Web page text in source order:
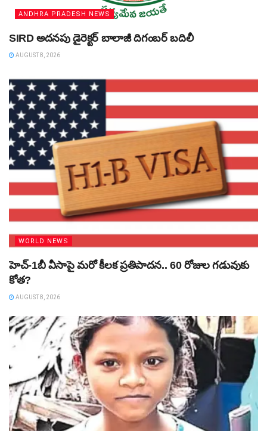
ANDHRA PRADESH NEWS
SIRD అదనపు డైరెక్టర్‌ బాలాజీ దిగంబర్‌ బదిలీ
AUGUST 8, 2026
WORLD NEWS
హెచ్‌-1బీ వీసాపై మరో కీలక ప్రతిపాదన.. 60 రోజుల గడువుకు
కోత?
AUGUST 8, 2026